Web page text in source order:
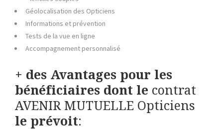
Géolocalisation des Opticiens
Informations et prévention
Tests de la vue en ligne
Accompagnement personnalisé
+ des Avantages pour les
bénéficiaires dont le contrat
AVENIR MUTUELLE Opticiens
le prévoit: